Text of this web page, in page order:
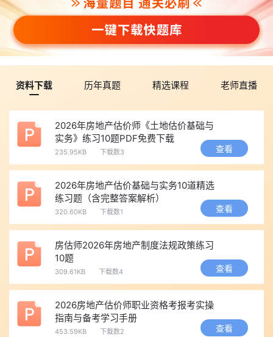
资料下载 历年真题 精选课程 老师直播
2026年房地产估价师《土地估价基础与
实务》练习10题PDF免费下载
235.95KB 下载数3 查看
2026年房地产估价基础与实务10道精选
练习题（含完整答案解析）
320.60KB 下载数1 查看
房估师2026年房地产制度法规政策练习
10题
309.61KB 下载数4 查看
2026房地产估价师职业资格考报考实操
指南与备考学习手册
453.59KB 下载数2 查看